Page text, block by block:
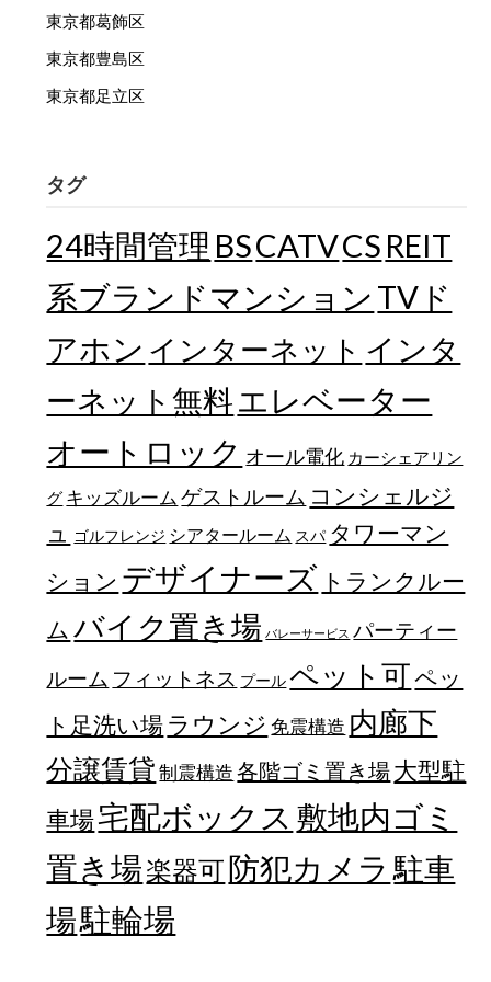
東京都葛飾区
東京都豊島区
東京都足立区
タグ
24時間管理 BSCATVCS REIT
系ブランドマンション TVド
アホン インターネット インタ
ーネット無料エレベーター
オートロック オール電化 カーシェアリン
グ キッズルーム ゲストルーム コンシェルジ
ュ
ゴルフレンジ シアタールーム スパ タワーマン
ション デザイナーズ トランクルー
ム バイク置き場 バレーサービス パーティー
ルーム フィットネス プール ペット可ペッ
ト足洗い場 ラウンジ 免震構造 内廊下
分譲賃貸 制震構造 各階ゴミ置き場大型駐
車場宅配ボックス 敷地内ゴミ
置き場楽器可防犯カメラ 駐車
場駐輪場